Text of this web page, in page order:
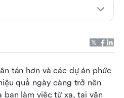
tán hơn và các dự án phức
quả ngày càng trở nên
bạn làm việc từ xa, tại văn
dự án là gì?
án hàng đầu năm 2026